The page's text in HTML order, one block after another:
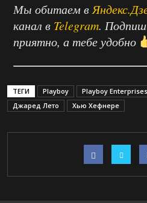
Мы обитаем в
канал в Telegram.
приятно, а тебе удобно
ТЕГИ Playboy Playboy Enterprises
Джаред Лето
Хью Хефнере